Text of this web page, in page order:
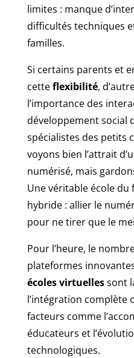
limites : manque
difficultés techniques
familles.
Si certains parents et
cetteflexibilité,
l’importance des
développement social
spécialistes des petits
voyons bien l’attrait
numérisé, mais
Une véritable école
hybride : allier le
pour ne tirer que le
Pour l’heure, le
plateformes
écoles virtuellessont
l’intégration complète
facteurs comme
éducateurs et
technologiques.